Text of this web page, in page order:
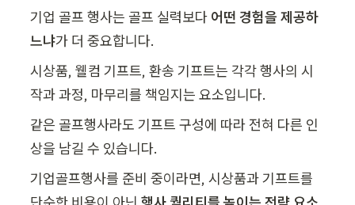
기업 골프 행사는 골프 실력보다 어떤 경험을 제공하
느냐가 더 중요합니다.
시상품, 웰컴 기프트, 환송 기프트는 각각 행사의 시
작과 과정, 마무리를 책임지는 요소입니다.
같은 골프행사라도 기프트 구성에 따라 전혀 다른 인
상을 남길 수 있습니다.
기업골프행사를 준비 중이라면, 시상품과 기프트를